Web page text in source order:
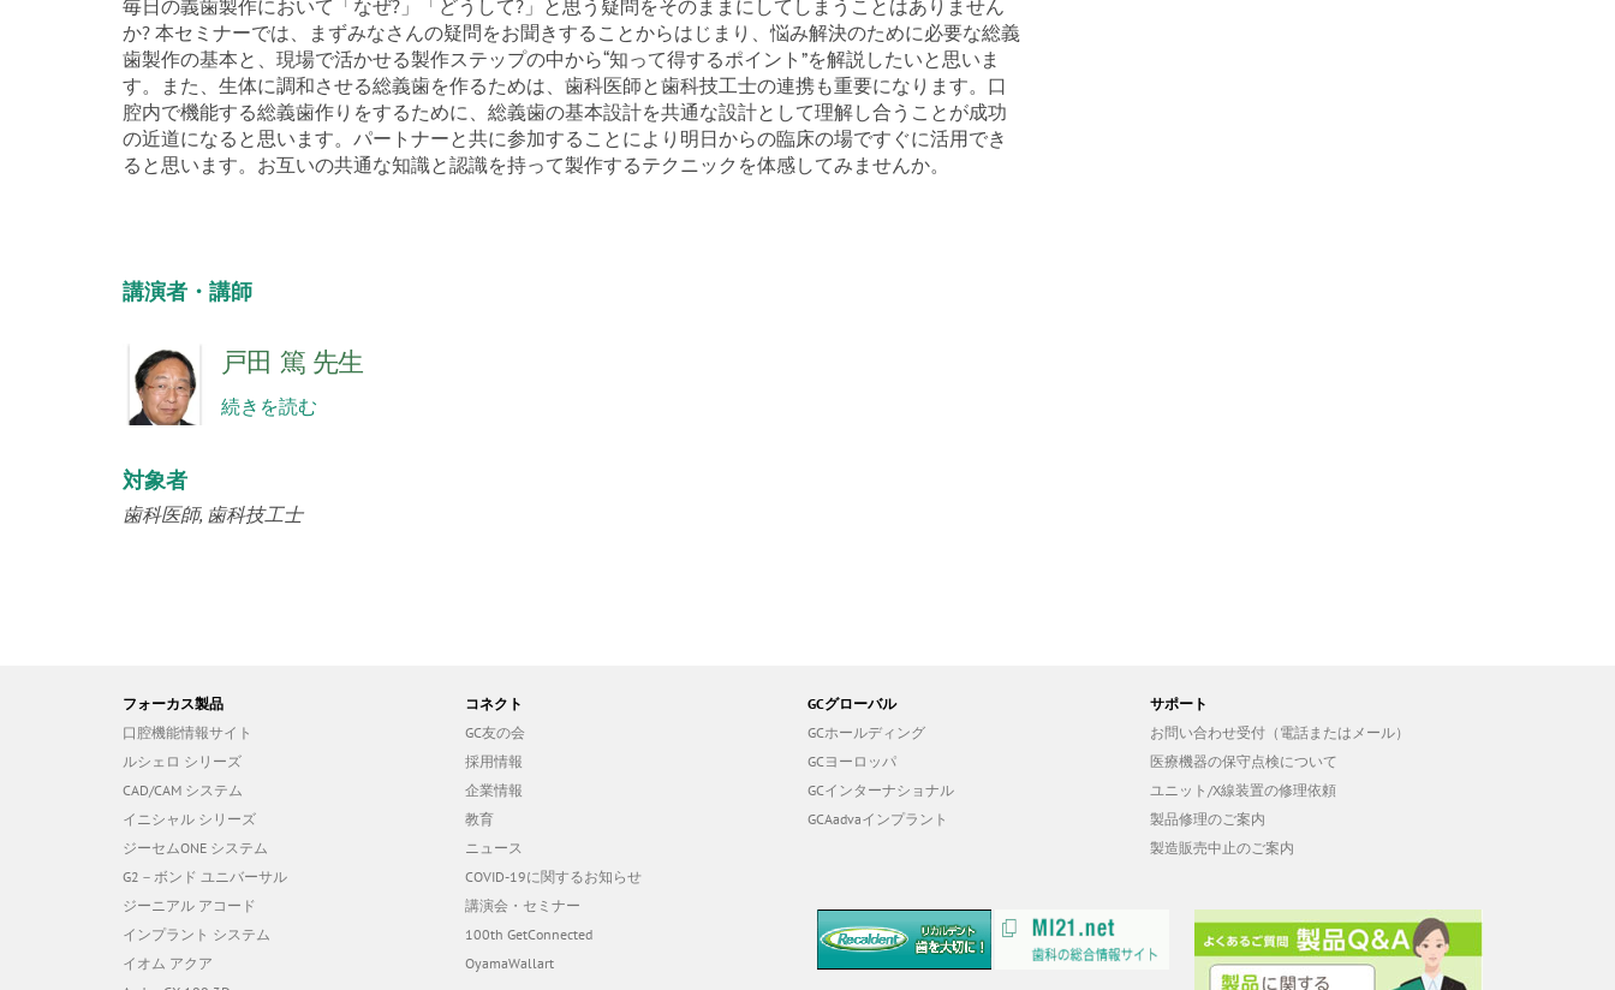
毎日の義歯製作において「なぜ?」「どうして?」と思う疑問をそのままにしてしまうことはありません
か? 本セミナーでは、まずみなさんの疑問をお聞きすることからはじまり、悩み解決のために必要な総義
歯製作の基本と、現場で活かせる製作ステップの中から“知って得するポイント”を解説したいと思いま
す。また、生体に調和させる総義歯を作るためは、歯科医師と歯科技工士の連携も重要になります。口
腔内で機能する総義歯作りをするために、総義歯の基本設計を共通な設計として理解し合うことが成功
の近道になると思います。パートナーと共に参加することにより明日からの臨床の場ですぐに活用でき
ると思います。お互いの共通な知識と認識を持って製作するテクニックを体感してみませんか。
講演者・講師
戸田 篤 先生
続きを読む
対象者
歯科医師 歯科技工士
フォーカス製品
口腔機能情報サイト
ルシェロ シリーズ
CAD/CAM システム
イニシャル シリーズ
ジーセムONE システム
G2－ボンド ユニバーサル
ジーニアル アコード
インプラント システム
イオム アクア
コネクト
GC友の会
採用情報
企業情報
教育
ニュース
COVID-19に関するお知らせ
講演会・セミナー
100th GetConnected
OyamaWallart
GCグローバル
GCホールディング
GCヨーロッパ
GCインターナショナル
GCAadvaインプラント
サポート
お問い合わせ受付（電話またはメール）
医療機器の保守点検について
ユニット/X線装置の修理依頼
製品修理のご案内
製造販売中止のご案内